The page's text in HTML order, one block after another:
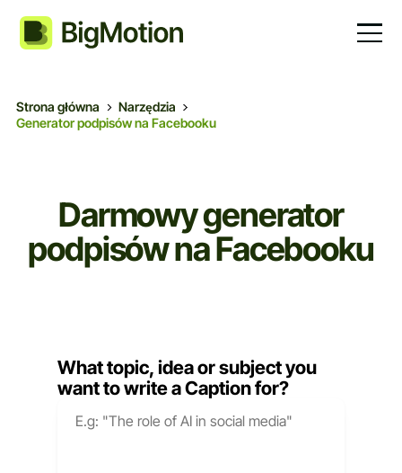
Strona główna
Narzędzia
Generator podpisów na Facebooku
Darmowy generator
podpisów na Facebooku
What topic, idea or subject you
want to write a Caption for?